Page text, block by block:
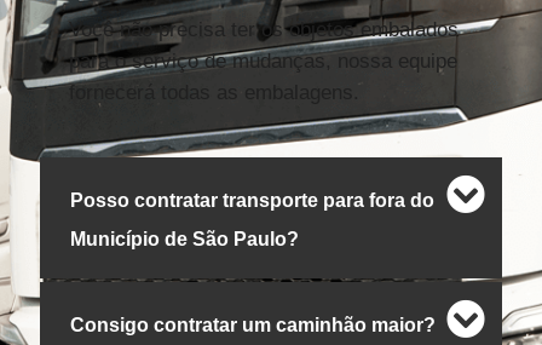
Você não precisa ter os objetos embalados
para o serviço de mudanças, nossa equipe
fornecerá todas as embalagens.
Posso contratar transporte para fora do
Município de São Paulo?
Consigo contratar um caminhão maior?